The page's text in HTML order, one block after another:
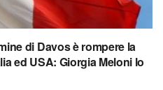
di Davos è rompere la
ed USA: Giorgia Meloni lo